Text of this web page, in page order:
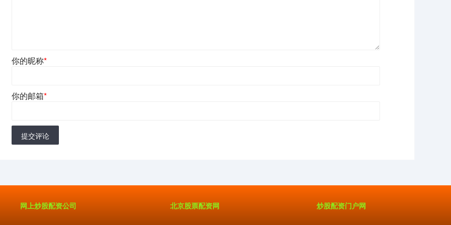
你的昵称*
你的邮箱*
提交评论
网上炒股配资公司 北京股票配资网 炒股配资门户网